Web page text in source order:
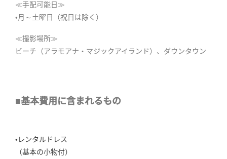
≪手配可能日≫
•月～土曜日（祝日は除く）
≪撮影場所≫
ビーチ（アラモアナ・マジックアイランド）、ダウンタウン
■基本費用に含まれるもの
•レンタルドレス
（基本の小物付）